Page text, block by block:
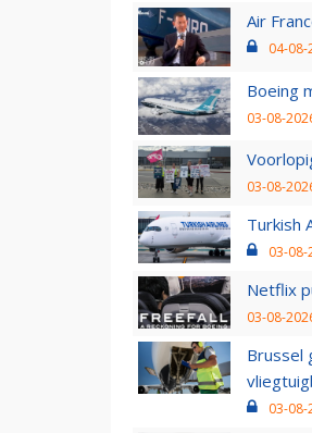
Air
04-08-
Boeing
03-08-
03-08-
Turkish
03-08-
Netflix
03-08-
Brussel
03-08-